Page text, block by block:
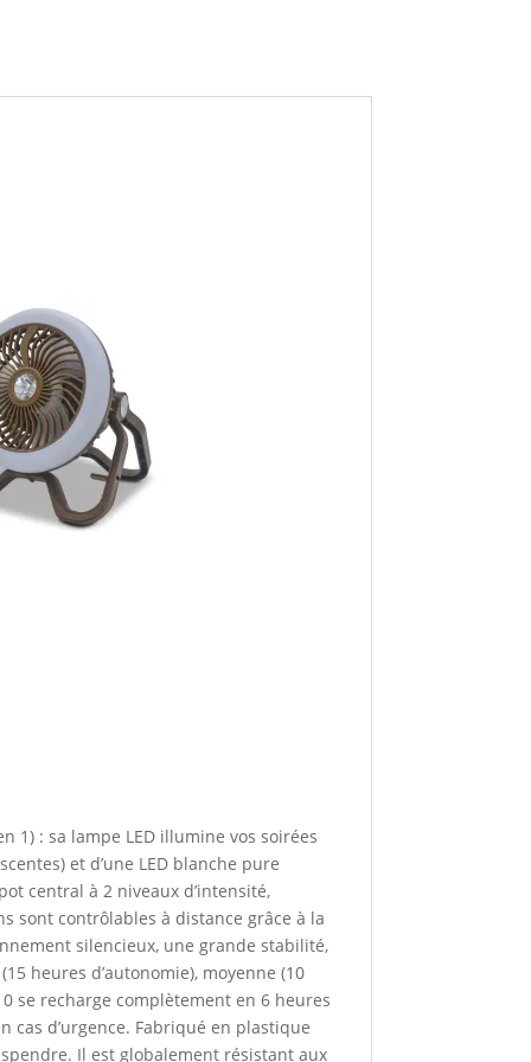
1) : sa lampe LED illumine vos soirées
et d’une LED blanche pure
central à 2 niveaux d’intensité,
sont contrôlables à distance grâce à la
silencieux, une grande stabilité,
heures d’autonomie), moyenne (10
se recharge complètement en 6 heures
d’urgence. Fabriqué en plastique
Il est globalement résistant aux